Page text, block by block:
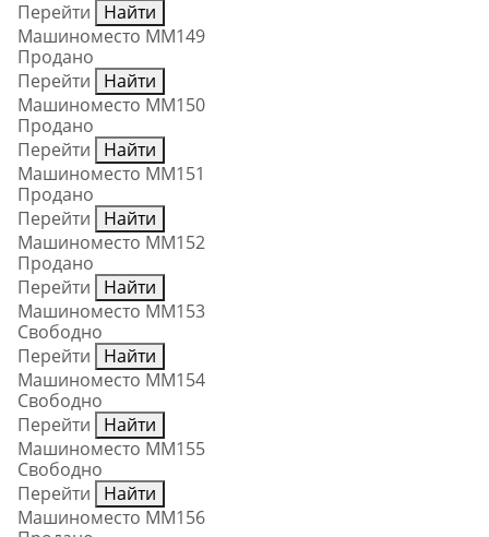
Перейти
Найти
Машиноместо ММ149
Продано
Перейти
Найти
Машиноместо ММ150
Продано
Перейти
Найти
Машиноместо ММ151
Продано
Перейти
Найти
Машиноместо ММ152
Продано
Перейти
Найти
Машиноместо ММ153
Свободно
Перейти
Найти
Машиноместо ММ154
Свободно
Перейти
Найти
Машиноместо ММ155
Свободно
Перейти
Найти
Машиноместо ММ156